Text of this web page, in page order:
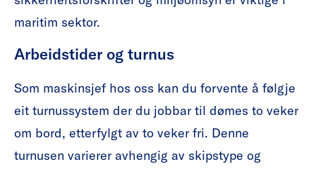
maritim sektor.
Arbeidstider og turnus
Som maskinsjef hos oss kan du forvente å følgje
eit turnussystem der du jobbar til dømes to veker
om bord, etterfylgt av to veker fri. Denne
turnusen varierer avhengig av skipstype og